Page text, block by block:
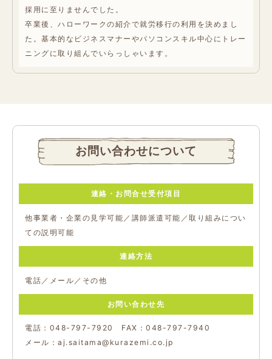
採用に至りませんでした。
卒業後、ハローワークの紹介で就労移行の利用を決めまし
た。基本的なビジネスマナーやパソコンスキル中心にトレー
ニングに取り組んでいらっしゃいます。
お問い合わせについて
連絡・お問合せ受付項目
他事業者・企業の見学可能／講師派遣可能／取り組みについ
ての説明可能
連絡方法
電話／メール／その他
お問い合わせ先
電話：048-797-7920 FAX：048-797-7940
メール：aj.saitama@kurazemi.co.jp